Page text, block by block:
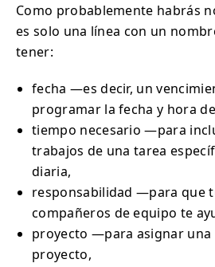
Como probablemente habrás
es solo una línea con un
tener:
fecha —es decir, un
programar la fecha y hora
tiempo necesario —para
trabajos de una tarea
diaria,
responsabilidad —para que
compañeros de equipo te
proyecto —para asignar una
proyecto,